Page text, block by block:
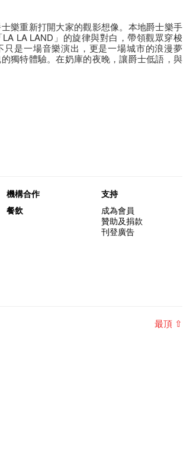
樂重新打開大家的觀影想像。本地爵士樂手
LA LAND」的旋律與對白，帶領觀眾穿梭
只是一場音樂演出，更是一場城市的浪漫夢
獨特體驗。在奶庫的夜晚，讓爵士低語，與
機構合作
餐飲
支持
成為會員
贊助及捐款
刊登廣告
最頂 ⇧